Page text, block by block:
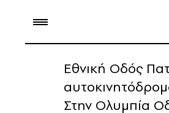
Εθνική Οδός
Στην Ολυμπία